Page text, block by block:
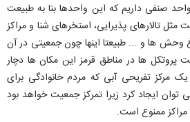
صنفی داریم که این واحدها بنا به طبیعت
مثل تالارهای پذیرایی، استخرهای شنا و مراکز
وحش ها و ... طبیعتا اینها چون جمعیتی در آن
پروتکل ها در مناطق قرمز این مکان ها دچار
تفریحی آبی که مردم خانوادگی برای
ایجاد کرد زیرا تمرکز جمعیت خواهد بود
مراکز ممنوع است.